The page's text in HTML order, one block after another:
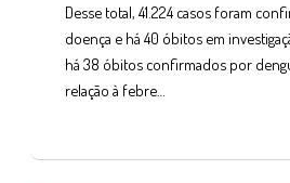
Desse total, 41.224 casos foram
doença e há 40 óbitos em
há 38 óbitos confirmados por
relação à febre…